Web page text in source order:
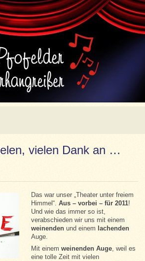
vielen Dank an …
Das war unser „Theater unter freiem
Himmel“. Aus – vorbei – für 2011!
Und wie das immer so ist,
verabschieden wir uns mit einem
weinenden und einem lachenden
Auge.
Mit einem weinenden Auge, weil es
eine tolle Zeit mit vielen